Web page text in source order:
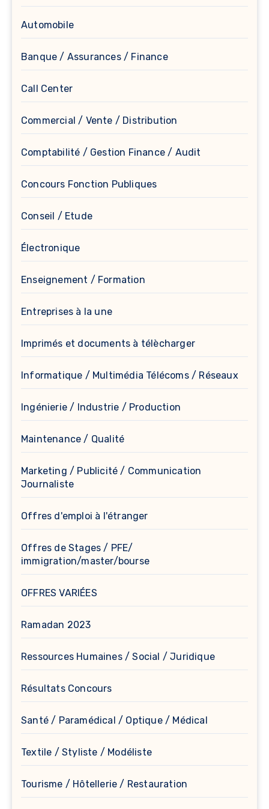
Automobile
Banque / Assurances / Finance
Call Center
Commercial / Vente / Distribution
Comptabilité / Gestion Finance / Audit
Concours Fonction Publiques
Conseil / Etude
Électronique
Enseignement / Formation
Entreprises à la une
Imprimés et documents à télècharger
Informatique / Multimédia Télécoms / Réseaux
Ingénierie / Industrie / Production
Maintenance / Qualité
Marketing / Publicité / Communication
Journaliste
Offres d'emploi à l'étranger
Offres de Stages / PFE/
immigration/master/bourse
OFFRES VARIÉES
Ramadan 2023
Ressources Humaines / Social / Juridique
Résultats Concours
Santé / Paramédical / Optique / Médical
Textile / Styliste / Modéliste
Tourisme / Hôtellerie / Restauration